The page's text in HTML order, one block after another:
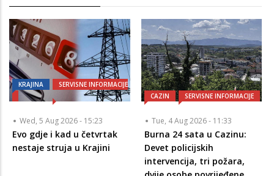
KRAJINA SERVISNE INFORMACIJE
Wed, 5 Aug 2026 - 15:23
Evo gdje i kad u četvrtak
nestaje struja u Krajini
CAZIN SERVISNE INFORMACIJE
Tue, 4 Aug 2026 - 11:33
Burna 24 sata u Cazinu:
Devet policijskih
intervencija, tri požara,